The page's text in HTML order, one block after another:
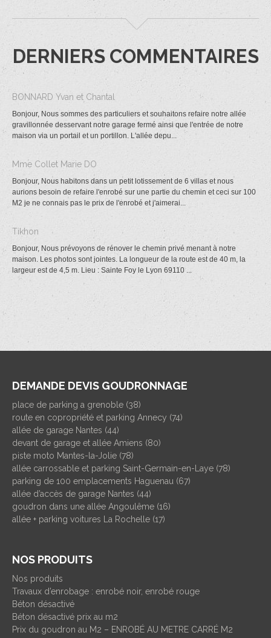
DERNIERS COMMENTAIRES
BONNARD Yvan et Chantal
Bonjour, Nous sommes des particuliers et souhaitons refaire notre allée
gravillonnée desservant notre garage fermé ainsi que l'entrée de notre
maison via un portail et un portillon. L'allée depu...
Mme Collet Marie DO
Bonjour, Nous habitons dans un petit lotissement de 6 villas et nous
aurions besoin de refaire l'enrobé sur une partie du chemin et ceci sur 100
M2 je ne connais pas le prix de l'enrobé et j'aimerai...
Tikhon
Bonjour, Nous prévoyons de rénover le chemin privé menant à notre
maison. Les photos sont jointes. La longueur de la route est de 40 m, la
largeur est de 4,5 m. Lieu : Sainte Foy le Lyon 69110 ...
DEMANDE DEVIS GOUDRONNAGE
place de parking a grenoble (38)
route en copropriété et parking Annecy (74)
allée de garage Nantes (44)
devant de garage et allée Amiens (80)
piste moto Mantes-la-Jolie (78)
allée carrossable et parking Saint-Germain-en-Laye (78)
parking de 100 emplacements Haguenau (67)
allée d’accès de garage Nantes (44)
goudron dans une allée Angoulême (16)
allée + parking voitures La Rochelle (17)
NOS PRODUITS
Nos produits
Travaux d’enrobage : enrobé noir, enrobé rouge
Béton désactivé
Béton désactivé prix au m2
Prix du goudron au M2 – ENROBÉ AU METRE CARRÉ M2